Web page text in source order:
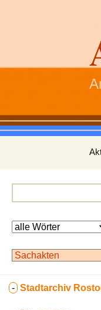
Inhalt
- Stadtarchiv